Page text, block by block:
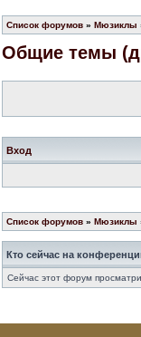
Список форумов » Мюзиклы
Общие темы
Вход
Список форумов » Мюзиклы
Кто сейчас на
Сейчас этот форум